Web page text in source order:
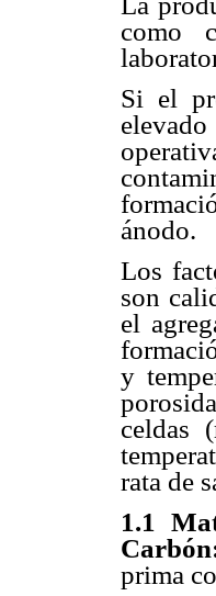
como
Si el
ánodo.
Los
son
el
y
celdas
rata de
1.1
prima